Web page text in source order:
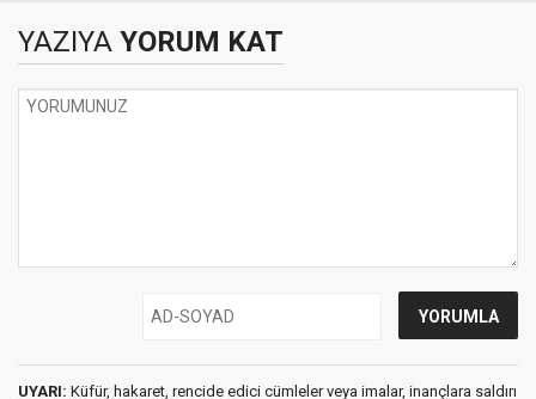
YAZIYA YORUM KAT
UYARI: Küfür, hakaret, rencide edici cümleler veya imalar, inançlara saldırı